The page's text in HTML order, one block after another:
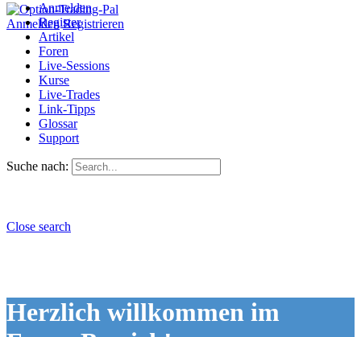
Anmelden Registrieren
Anmelden
Register
Artikel
Foren
Live-Sessions
Kurse
Live-Trades
Link-Tipps
Glossar
Support
Suche nach:
Close search
Herzlich willkommen im